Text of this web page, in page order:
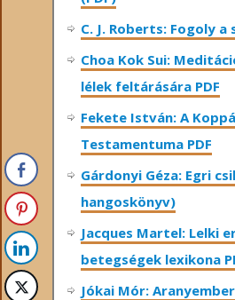
C. J. Roberts: Fogoly
Choa Kok Sui:
lélek feltárására PDF
Fekete István: A
Testamentuma PDF
Gárdonyi Géza: Egri
hangoskönyv)
Jacques Martel: Lelki
betegségek lexikona
Jókai Mór: Aranyember